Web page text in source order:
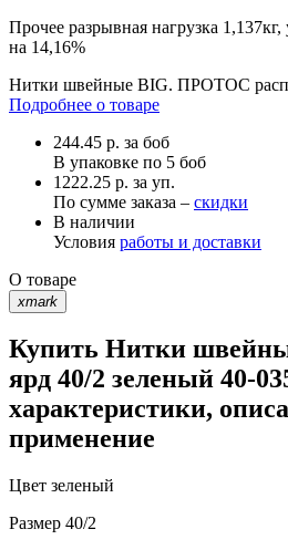
Прочее разрывная нагрузка
на 14,16%
Нитки швейные BIG. ПРОТОС
Подробнее о товаре
244.45 р. за боб
В упаковке по 5 боб
1222.25 р. за уп.
По сумме заказа – скидки
В наличии
Условия работы и доставки
О товаре
xmark
Купить Нитки
ярд 40/2 зеленый 40-
характеристики,
применение
Цвет зеленый
Размер 40/2